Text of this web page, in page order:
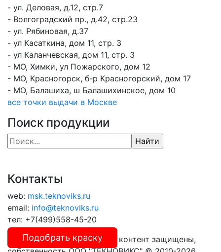
Подобрать краску
- ул. Деловая, д.12, стр.7
- Волгоградский пр., д.42, стр.23
- ул. Рябиновая, д.37
- ул Касаткина, дом 11, стр. 3
- ул Каланчевская, дом 11, стр. 3
- МО, Химки, ул Пожарского, дом 12
- МО, Красногорск, б-р Красногорский, дом 17
- МО, Балашиха, ш Балашихинское, дом 10
все точки выдачи в Москве
Поиск продукции
Контакты
web: msk.teknoviks.ru
email: info@teknoviks.ru
тел: +7(499)558-45-20
Все права на оригинальный контент защищены,